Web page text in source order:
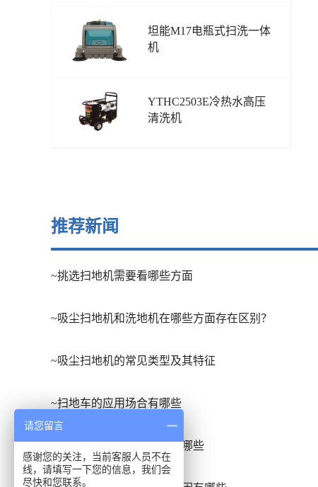
坦能M17电瓶式扫洗一体
机
YTHC2503E冷热水高压
清洗机
推荐新闻
~挑选扫地机需要看哪些方面
~吸尘扫地机和洗地机在哪些方面存在区别？
~吸尘扫地机的常见类型及其特征
~扫地车的应用场合有哪些
~洗地吸干机的发展趋势有哪些
请您留言
感谢您的关注，当前客服人员不在
线，请填写一下您的信息，我们会
尽快和您联系。